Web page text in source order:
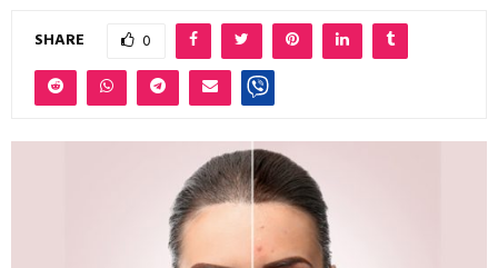
SHARE 0